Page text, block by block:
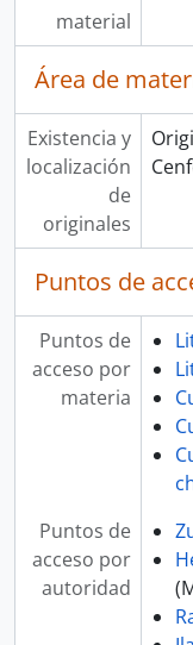
material
Área de
Existencia y
localización
de
originales
Puntos de
Puntos de
acceso por
materia
Puntos de
acceso por
autoridad